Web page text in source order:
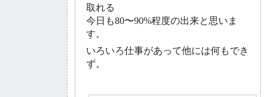
取れる
今日も80〜90%程度の出来と思いま
す。
いろいろ仕事があって他には何もでき
ず。